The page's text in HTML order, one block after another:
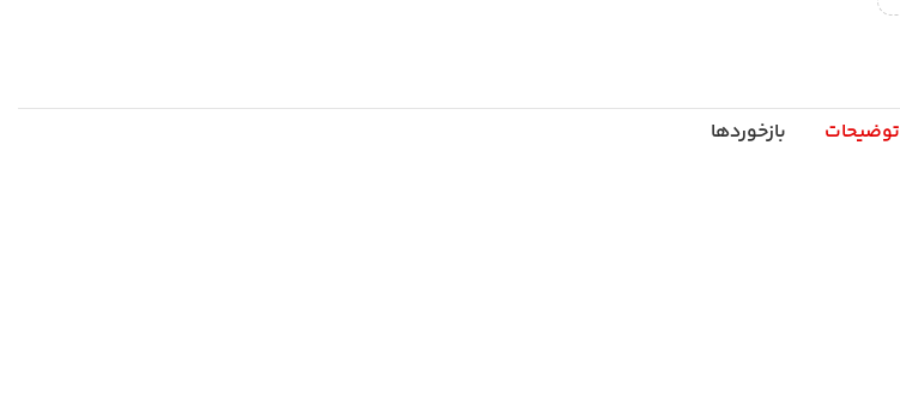
توضیحات بازخوردها